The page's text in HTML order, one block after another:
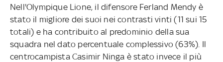
Nell'Olympique Lione, il difensore Ferland Mendy è
stato il migliore dei suoi nei contrasti vinti (11 sui 15
totali) e ha contribuito al predominio della sua
squadra nel dato percentuale complessivo (63%). Il
centrocampista Casimir Ninga è stato invece il più